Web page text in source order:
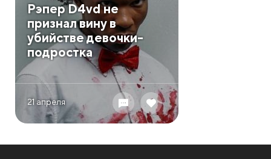
Рэпер D4vd не
признал вину в
убийстве девочки-
подростка
21 апреля